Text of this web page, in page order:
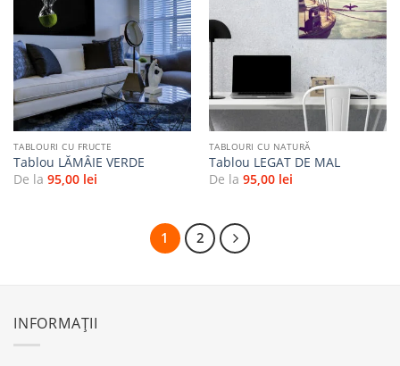
Adaugă
la
favorite
TABLOURI CU FRUCTE
Tablou LĂMÂIE VERDE
De la 95,00 lei
Adaugă
la
TABLOURI CU NATURĂ
Tablou LEGAT DE MAL
De la 95,00 lei
1 2
INFORMAȚII